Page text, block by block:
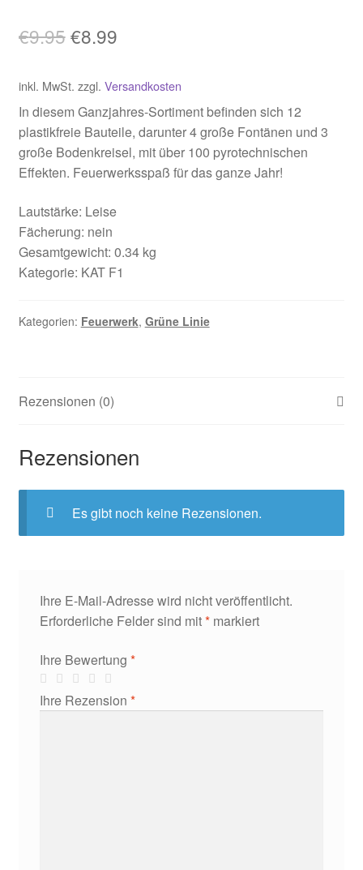
€9.95Ursprünglicher
war:
€9.95
€8.99Aktueller
ist:
€8.99.
inkl. MwSt. zzgl. Versandkosten
In diesem Ganzjahres-Sortiment befinden sich 12
plastikfreie Bauteile, darunter 4 große Fontänen und 3
große Bodenkreisel, mit über 100 pyrotechnischen
Effekten. Feuerwerksspaß für das ganze Jahr!
Lautstärke: Leise
Fächerung: nein
Gesamtgewicht: 0.34 kg
Kategorie: KAT F1
Kategorien: Feuerwerk, Grüne Linie
Rezensionen (0)
Rezensionen
Es gibt noch keine Rezensionen.
Ihre E-Mail-Adresse wird nicht veröffentlicht.
Erforderliche Felder sind mit*markiert
Ihre Bewertung *
Ihre Rezension *